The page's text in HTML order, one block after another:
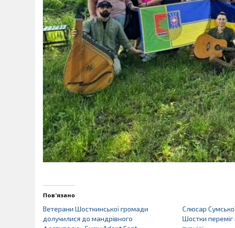
Пов’язано
Ветерани Шосткинської громади
долучилися до мандрівного
Слюсар
Шостки